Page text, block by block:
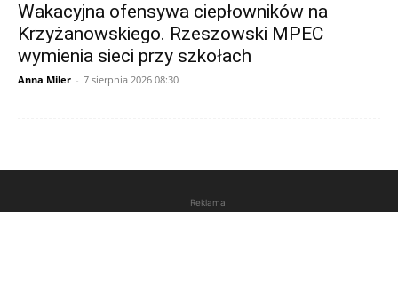
Wakacyjna ofensywa ciepłowników na
Krzyżanowskiego. Rzeszowski MPEC
wymienia sieci przy szkołach
Anna Miler - 7 sierpnia 2026 08:30
Reklama